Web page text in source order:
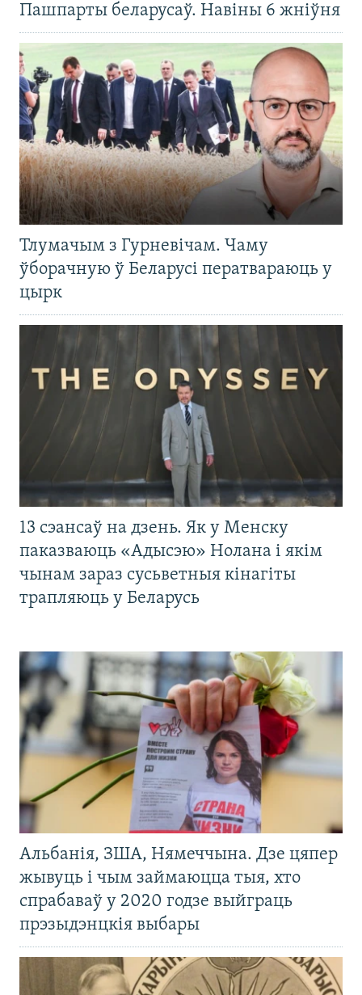
Пашпарты беларусаў. Навіны 6 жніўня
Тлумачым з Гурневічам. Чаму
ўборачную ў Беларусі ператвараюць у
цырк
13 сэансаў на дзень. Як у Менску
паказваюць «Адысэю» Нолана і якім
чынам зараз сусьветныя кінагіты
трапляюць у Беларусь
Альбанія, ЗША, Нямеччына. Дзе цяпер
жывуць і чым займаюцца тыя, хто
спрабаваў у 2020 годзе выйграць
прэзыдэнцкія выбары